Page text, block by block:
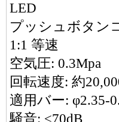
LED
プッシュボタン
1:1 等速
空気圧: 0.3Mpa
回転速度: 約
適用バー: φ2.35-
騒音: ≤70dB